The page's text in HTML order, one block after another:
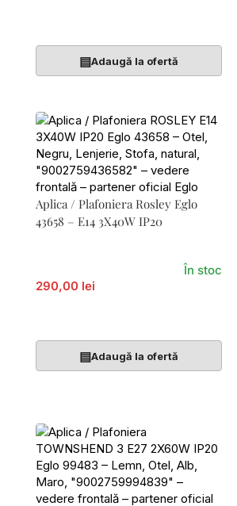
▤Adaugă la ofertă
Aplica / Plafoniera Rosley Eglo
43658 – E14 3X40W IP20
290,00 lei
În stoc
▤Adaugă la ofertă